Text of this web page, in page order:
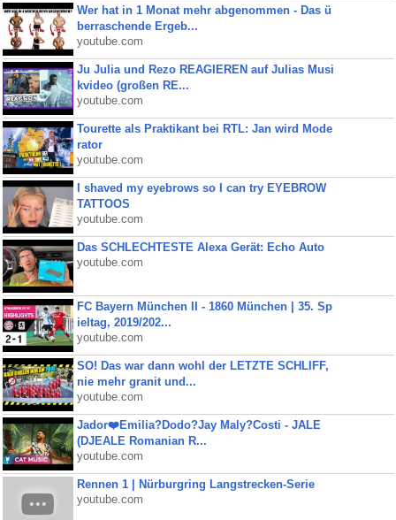
Wer hat in 1 Monat mehr abgenommen - Das ü
berraschende Ergeb...
youtube.com
Ju Julia und Rezo REAGIEREN auf Julias Musi
kvideo (großen RE...
youtube.com
Tourette als Praktikant bei RTL: Jan wird Mode
rator
youtube.com
I shaved my eyebrows so I can try EYEBROW
TATTOOS
youtube.com
Das SCHLECHTESTE Alexa Gerät: Echo Auto
youtube.com
FC Bayern München II - 1860 München | 35. Sp
ieltag, 2019/202...
youtube.com
SO! Das war dann wohl der LETZTE SCHLIFF,
nie mehr granit und...
youtube.com
Jador❤️Emilia?Dodo?Jay Maly?Costi - JALE
(DJEALE Romanian R...
youtube.com
Rennen 1 | Nürburgring Langstrecken-Serie
youtube.com